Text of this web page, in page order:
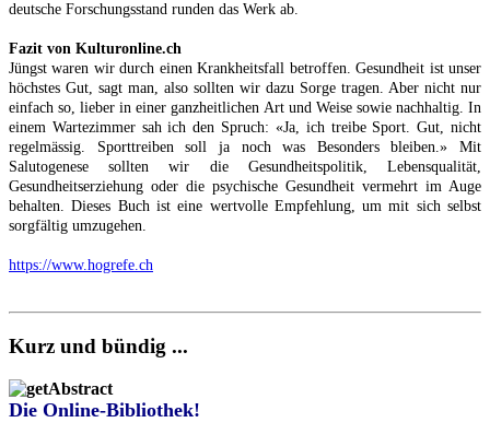
deutsche Forschungsstand runden das Werk ab.
Fazit von Kulturonline.ch
Jüngst waren wir durch einen Krankheitsfall betroffen. Gesundheit ist unser
höchstes Gut, sagt man, also sollten wir dazu Sorge tragen. Aber nicht nur
einfach so, lieber in einer ganzheitlichen Art und Weise sowie nachhaltig. In
einem Wartezimmer sah ich den Spruch: «Ja, ich treibe Sport. Gut, nicht
regelmässig. Sporttreiben soll ja noch was Besonders bleiben.» Mit
Salutogenese sollten wir die Gesundheitspolitik, Lebensqualität,
Gesundheitserziehung oder die psychische Gesundheit vermehrt im Auge
behalten. Dieses Buch ist eine wertvolle Empfehlung, um mit sich selbst
sorgfältig umzugehen.
https://www.hogrefe.ch
Kurz und bündig ...
Die Online-Bibliothek!